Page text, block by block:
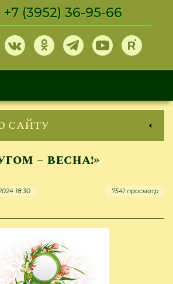
+7 (3952) 36-95-66
сайту
– весна!»
18:30 7541 просмотр